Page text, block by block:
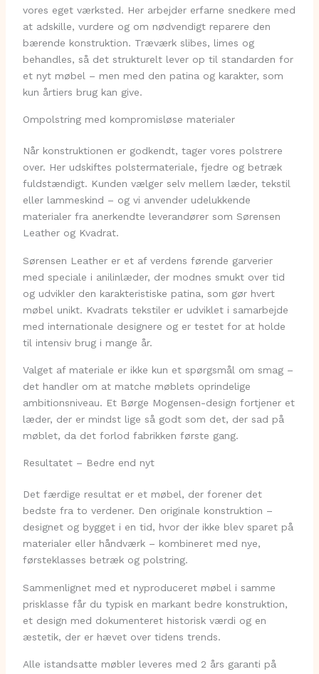
vores eget værksted. Her arbejder erfarne snedkere med
at adskille, vurdere og om nødvendigt reparere den
bærende konstruktion. Træværk slibes, limes og
behandles, så det strukturelt lever op til standarden for
et nyt møbel – men med den patina og karakter, som
kun årtiers brug kan give.
Ompolstring med kompromisløse materialer
Når konstruktionen er godkendt, tager vores polstrere
over. Her udskiftes polstermateriale, fjedre og betræk
fuldstændigt. Kunden vælger selv mellem læder, tekstil
eller lammeskind – og vi anvender udelukkende
materialer fra anerkendte leverandører som Sørensen
Leather og Kvadrat.
Sørensen Leather er et af verdens førende garverier
med speciale i anilinlæder, der modnes smukt over tid
og udvikler den karakteristiske patina, som gør hvert
møbel unikt. Kvadrats tekstiler er udviklet i samarbejde
med internationale designere og er testet for at holde
til intensiv brug i mange år.
Valget af materiale er ikke kun et spørgsmål om smag –
det handler om at matche møblets oprindelige
ambitionsniveau. Et Børge Mogensen-design fortjener et
læder, der er mindst lige så godt som det, der sad på
møblet, da det forlod fabrikken første gang.
Resultatet – Bedre end nyt
Det færdige resultat er et møbel, der forener det
bedste fra to verdener. Den originale konstruktion –
designet og bygget i en tid, hvor der ikke blev sparet på
materialer eller håndværk – kombineret med nye,
førsteklasses betræk og polstring.
Sammenlignet med et nyproduceret møbel i samme
prisklasse får du typisk en markant bedre konstruktion,
et design med dokumenteret historisk værdi og en
æstetik, der er hævet over tidens trends.
Alle istandsatte møbler leveres med 2 års garanti på